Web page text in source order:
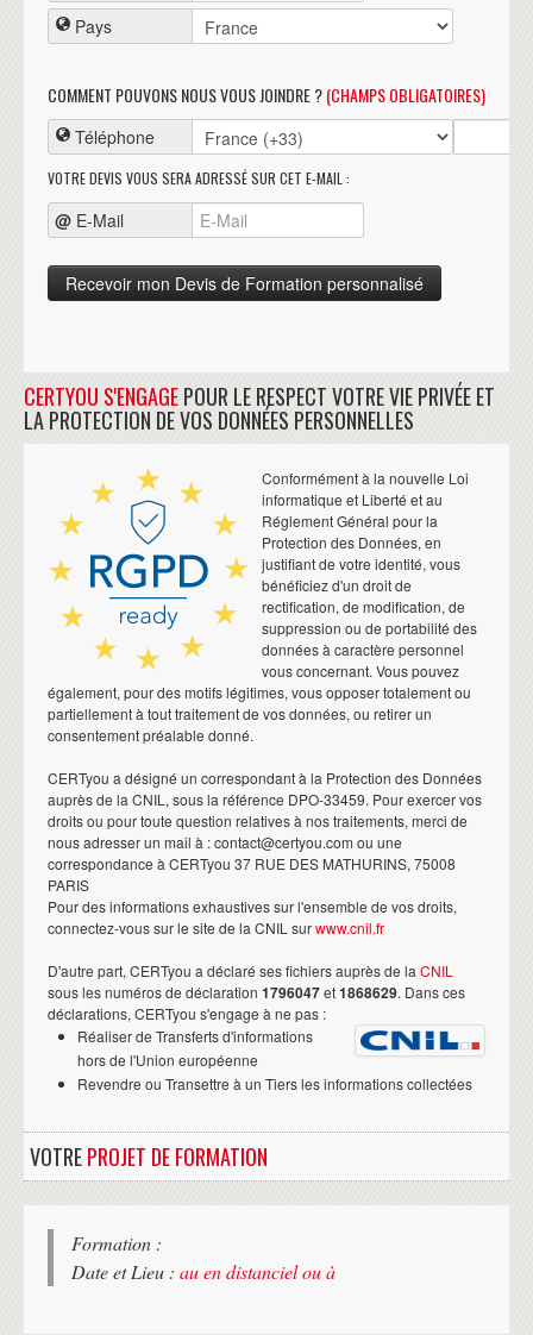
Pays
COMMENT POUVONS NOUS VOUS JOINDRE ?(CHAMPS OBLIGATOIRES)
Téléphone
VOTRE DEVIS VOUS SERA ADRESSÉ SUR CET E-MAIL :
@ E-Mail
CERTYOU S'ENGAGEPOUR LE RESPECT VOTRE VIE PRIVÉE ET
LA PROTECTION DE VOS DONNÉES PERSONNELLES
Conformément à la nouvelle Loi
informatique et Liberté et au
Réglement Général pour la
Protection des Données, en
justifiant de votre identité, vous
bénéficiez d'un droit de
rectification, de modification, de
suppression ou de portabilité des
données à caractère personnel
vous concernant. Vous pouvez
également, pour des motifs légitimes, vous opposer totalement ou
partiellement à tout traitement de vos données, ou retirer un
consentement préalable donné.
CERTyou a désigné un correspondant à la Protection des Données
auprès de la CNIL, sous la référence DPO-33459. Pour exercer vos
droits ou pour toute question relatives à nos traitements, merci de
nous adresser un mail à : contact@certyou.com ou une
correspondance à CERTyou 37 RUE DES MATHURINS, 75008
PARIS
Pour des informations exhaustives sur l'ensemble de vos droits,
connectez-vous sur le site de la CNIL surwww.cnil.fr
D'autre part, CERTyou a déclaré ses fichiers auprès de la CNIL
sous les numéros de déclaration 1796047et1868629. Dans ces
déclarations, CERTyou s'engage à ne pas :
Réaliser de Transferts d'informations
hors de l'Union européenne
Revendre ou Transettre à un Tiers les informations collectées
VOTREPROJET DE FORMATION
Formation :
Date et Lieu : au en distanciel ou à